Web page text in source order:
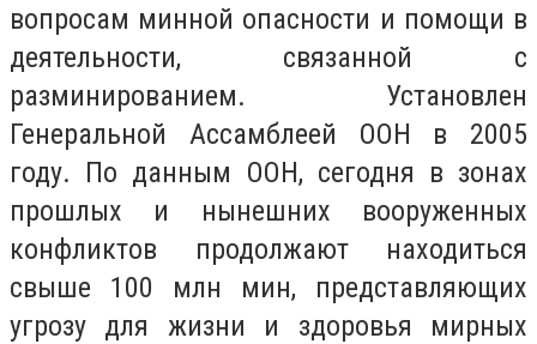
вопросам минной опасности и помощи в
деятельности, связанной с
разминированием. Установлен
Генеральной Ассамблеей ООН в 2005
году. По данным ООН, сегодня в зонах
прошлых и нынешних вооруженных
конфликтов продолжают находиться
свыше 100 млн мин, представляющих
угрозу для жизни и здоровья мирных